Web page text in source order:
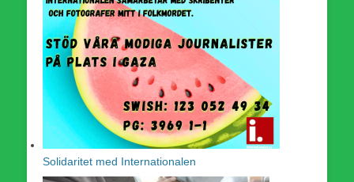
Solidaritet med Internationalen